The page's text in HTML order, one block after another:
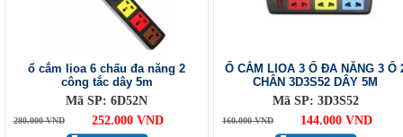
ổ cắm lioa 6 chấu đa năng 2
công tắc dây 5m
Mã SP: 6D52N
280.000 VND 252.000 VND
Ổ CẮM LIOA 3 Ổ ĐA NĂNG 3 Ổ
CHÂN 3D3S52 DÂY 5M
Mã SP: 3D3S52
160.000 VND 144.000 VND